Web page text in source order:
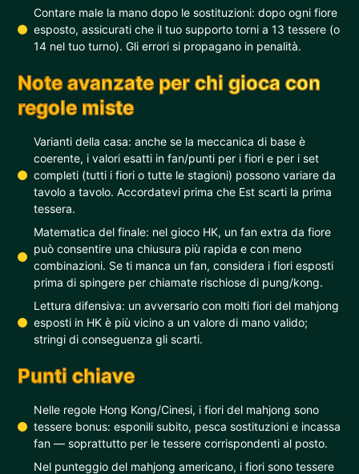
Contare male la mano dopo le sostituzioni: dopo ogni fiore
esposto, assicurati che il tuo supporto torni a 13 tessere (o
14 nel tuo turno). Gli errori si propagano in penalità.
Note avanzate per chi gioca con
regole miste
Varianti della casa: anche se la meccanica di base è
coerente, i valori esatti in fan/punti per i fiori e per i set
completi (tutti i fiori o tutte le stagioni) possono variare da
tavolo a tavolo. Accordatevi prima che Est scarti la prima
tessera.
Matematica del finale: nel gioco HK, un fan extra da fiore
può consentire una chiusura più rapida e con meno
combinazioni. Se ti manca un fan, considera i fiori esposti
prima di spingere per chiamate rischiose di pung/kong.
Lettura difensiva: un avversario con molti fiori del mahjong
esposti in HK è più vicino a un valore di mano valido;
stringi di conseguenza gli scarti.
Punti chiave
Nelle regole Hong Kong/Cinesi, i fiori del mahjong sono
tessere bonus: esponili subito, pesca sostituzioni e incassa
fan — soprattutto per le tessere corrispondenti al posto.
Nel punteggio del mahjong americano, i fiori sono tessere